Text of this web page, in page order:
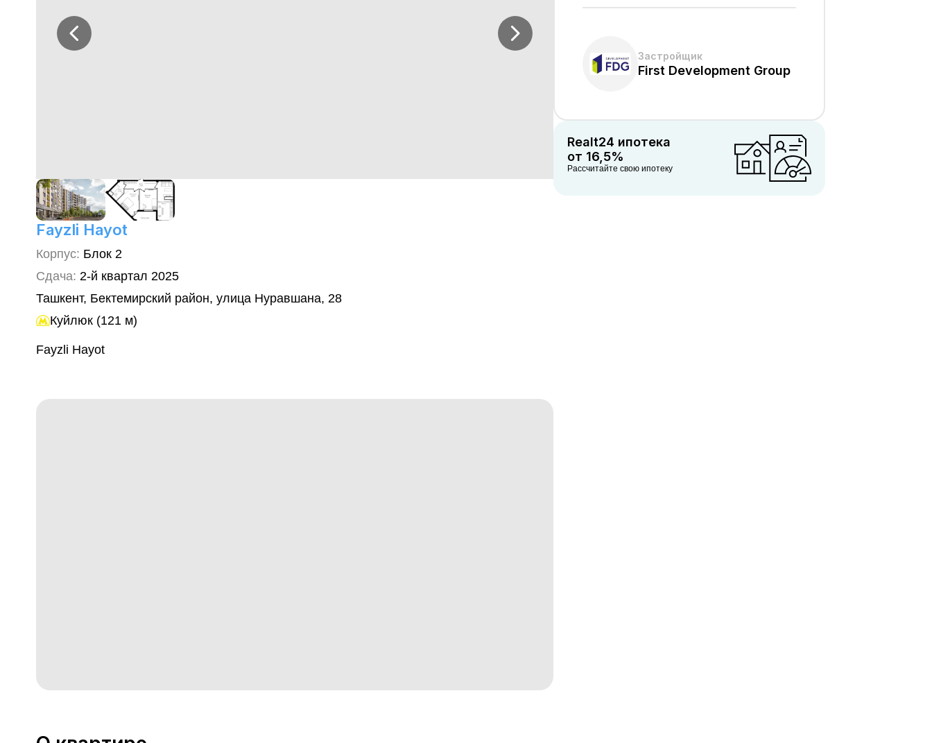
Fayzli Hayot
Корпус: Блок 2
Сдача: 2-й квартал 2025
Ташкент, Бектемирский район, улица Нуравшана, 28
Куйлюк (121 м)
Fayzli Hayot
Застройщик
First Development Group
Realt24 ипотека
от 16,5%
Рассчитайте свою ипотеку